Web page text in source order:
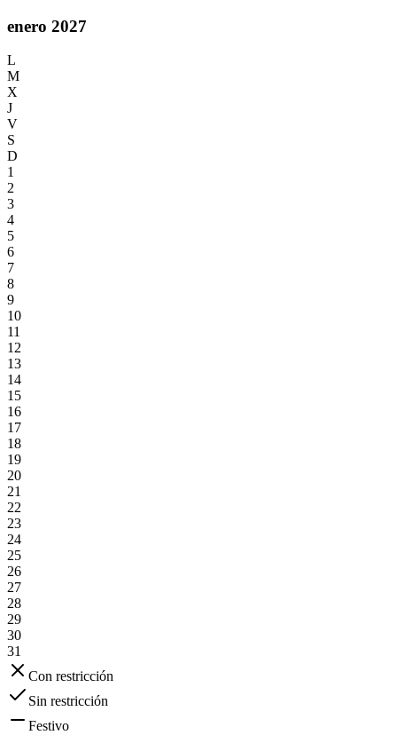
enero 2027
L
M
X
J
V
S
D
1
2
3
4
5
6
7
8
9
10
11
12
13
14
15
16
17
18
19
20
21
22
23
24
25
26
27
28
29
30
31
Con restricción
Sin restricción
Festivo